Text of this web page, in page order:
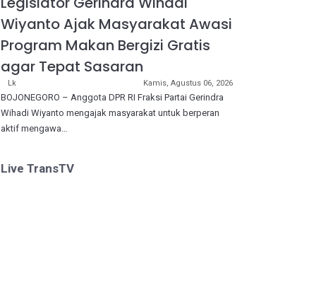
Wiyanto Ajak Masyarakat Awasi
Program Makan Bergizi Gratis
agar Tepat Sasaran
Lk Kamis, Agustus 06, 2026
BOJONEGORO – Anggota DPR RI Fraksi Partai Gerindra
Wihadi Wiyanto mengajak masyarakat untuk berperan
aktif mengawa…
Live TransTV